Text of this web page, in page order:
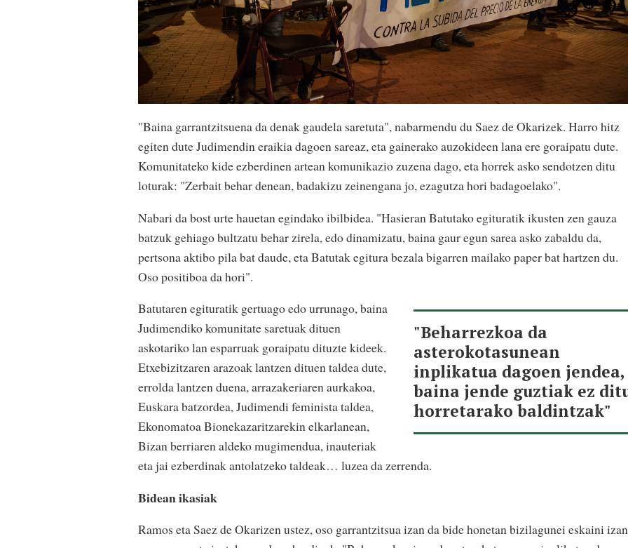
"Baina garrantzitsuena da denak gaudela saretuta", nabarmendu du Saez de Okarizek. Harro hitz
egiten dute Judimendin eraikia dagoen sareaz, eta gainerako auzokideen lana ere goraipatu dute.
Komunitateko kide ezberdinen artean komunikazio zuzena dago, eta horrek asko sendotzen ditu
loturak: "Zerbait behar denean, badakizu zeinengana jo, ezagutza hori badagoelako".
Nabari da bost urte hauetan egindako ibilbidea. "Hasieran Batutako egituratik ikusten zen gauza
batzuk gehiago bultzatu behar zirela, edo dinamizatu, baina gaur egun sarea asko zabaldu da,
pertsona aktibo pila bat daude, eta Batutak egitura bezala bigarren mailako paper bat hartzen du.
Oso positiboa da hori".
"Beharrezkoa da
asterokotasunean
inplikatua dagoen jendea,
baina jende guztiak ez
horretarako baldintzak"
Batutaren egituratik gertuago edo urrunago, baina
Judimendiko komunitate saretuak dituen
askotariko lan esparruak goraipatu dituzte kideek.
Etxebizitzaren arazoak lantzen dituen taldea dute,
errolda lantzen duena, arrazakeriaren aurkakoa,
Euskara batzordea, Judimendi feminista taldea,
Ekonomatoa Bionekazaritzarekin elkarlanean,
Bizan berriaren aldeko mugimendua, inauteriak
eta jai ezberdinak antolatzeko taldeak… luzea da zerrenda.
Bidean ikasiak
Ramos eta Saez de Okarizen ustez, oso garrantzitsua izan da bide honetan bizilagunei eskaini